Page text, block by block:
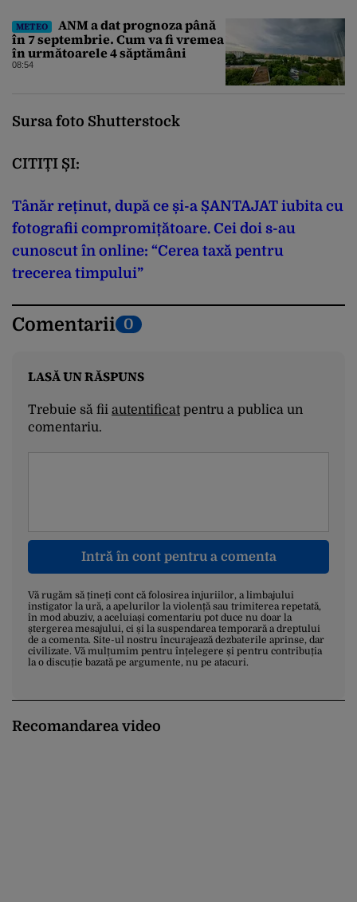
METEO
ANM a dat prognoza până
în 7 septembrie. Cum va fi vremea
în următoarele 4 săptămâni
08:54
Sursa foto Shutterstock
CITIȚI ȘI:
Tânăr reținut, după ce și-a ȘANTAJAT iubita cu
fotografii compromițătoare. Cei doi s-au
cunoscut în online: “Cerea taxă pentru
trecerea timpului”
Comentarii 0
LASĂ UN RĂSPUNS
Trebuie să fii autentificatpentru a publica un
comentariu.
Intră în cont pentru a comenta
Vă rugăm să țineți cont că folosirea injuriilor, a limbajului
instigator la ură, a apelurilor la violență sau trimiterea repetată,
în mod abuziv, a aceluiași comentariu pot duce nu doar la
ștergerea mesajului, ci și la suspendarea temporară a dreptului
de a comenta. Site-ul nostru încurajează dezbaterile aprinse, dar
civilizate. Vă mulțumim pentru înțelegere și pentru contribuția
la o discuție bazată pe argumente, nu pe atacuri.
Recomandarea video